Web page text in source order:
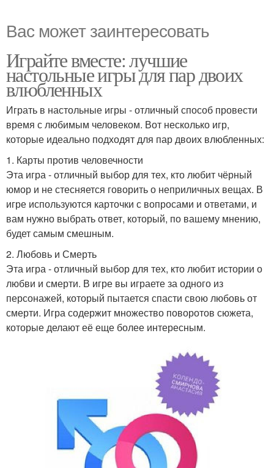
Вас может заинтересовать
Играйте вместе: лучшие
настольные игры для пар двоих
влюбленных
Играть в настольные игры - отличный способ провести
время с любимым человеком. Вот несколько игр,
которые идеально подходят для пар двоих влюбленных:
1. Карты против человечности
Эта игра - отличный выбор для тех, кто любит чёрный
юмор и не стесняется говорить о неприличных вещах. В
игре используются карточки с вопросами и ответами, и
вам нужно выбрать ответ, который, по вашему мнению,
будет самым смешным.
2. Любовь и Смерть
Эта игра - отличный выбор для тех, кто любит истории о
любви и смерти. В игре вы играете за одного из
персонажей, который пытается спасти свою любовь от
смерти. Игра содержит множество поворотов сюжета,
которые делают её еще более интересным.